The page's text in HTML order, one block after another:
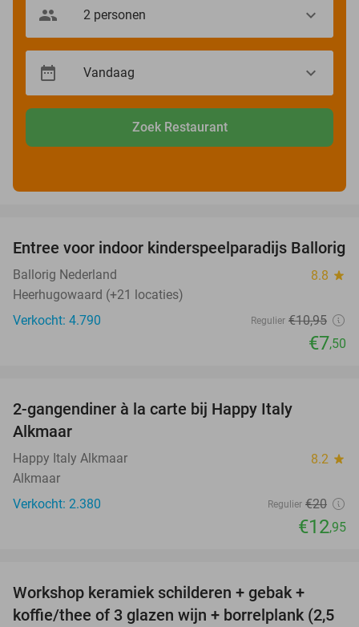
Zoek Restaurant
32%
Entree voor indoor kinderspeelparadijs Ballorig
Ballorig Nederland 8.8 star
Heerhugowaard (+21 locaties)
Verkocht: 4.790
Regulier €10,95
€7,50
2-gangendiner à la carte bij Happy Italy
Alkmaar
Happy Italy Alkmaar 8.2 star
Alkmaar
Verkocht: 2.380
Regulier €20
€12,95
Workshop keramiek schilderen + gebak +
koffie/thee of 3 glazen wijn + borrelplank (2,5